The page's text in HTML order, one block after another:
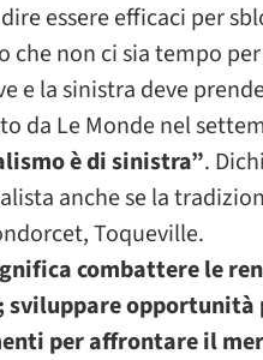
essere efficaci per
che non ci sia tempo
e la sinistra deve
da Le Monde nel
è di sinistra”.
anche se la
Toqueville.
combattere le
opportunità
per affrontare il